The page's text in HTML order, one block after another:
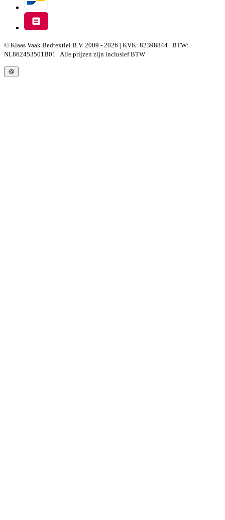
© Klaas Vaak Bedtextiel B.V. 2009 - 2026 | KVK: 82398844 | BTW:
NL862453501B01 | Alle prijzen zijn inclusief BTW
🍪